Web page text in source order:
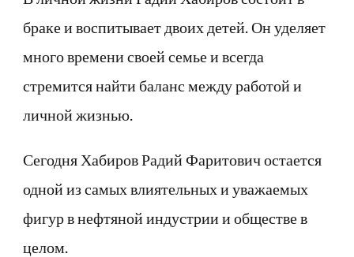
браке и воспитывает двоих детей. Он уделяет
много времени своей семье и всегда
стремится найти баланс между работой и
личной жизнью.
Сегодня Хабиров Радий Фаритович остается
одной из самых влиятельных и уважаемых
фигур в нефтяной индустрии и обществе в
целом.